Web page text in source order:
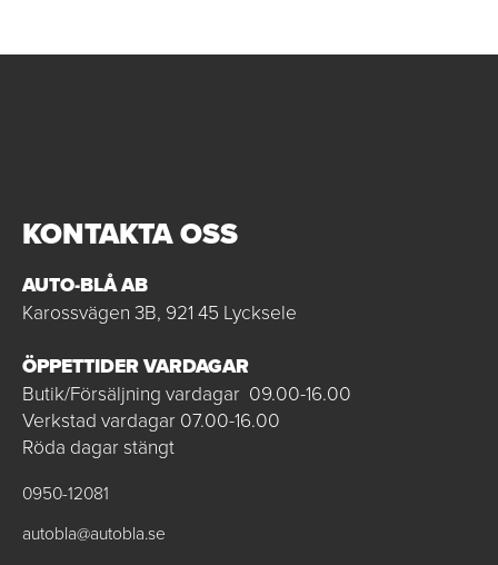
KONTAKTA OSS
AUTO-BLÅ AB
Karossvägen 3B, 921 45 Lycksele
ÖPPETTIDER VARDAGAR
Butik/Försäljning vardagar 09.00-16.00
Verkstad vardagar 07.00-16.00
Röda dagar stängt
0950-12081
autobla@autobla.se